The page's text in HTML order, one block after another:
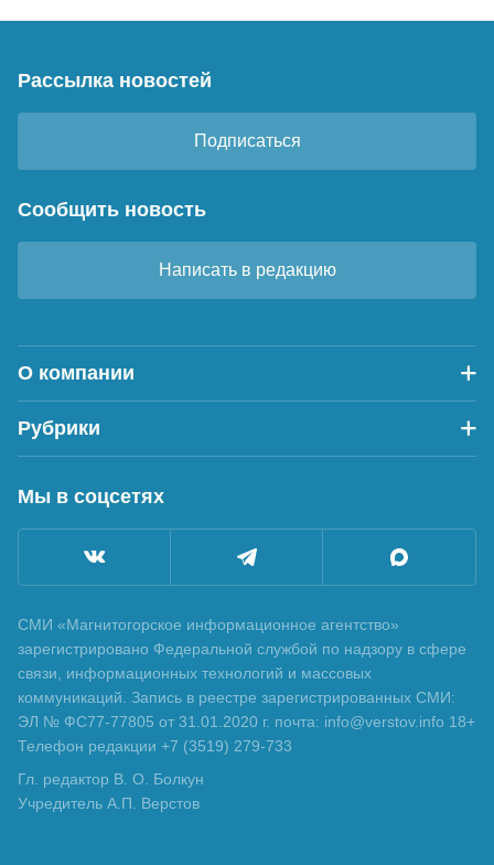
Рассылка новостей
Подписаться
Сообщить новость
Написать в редакцию
О компании
Рубрики
Мы в соцсетях
СМИ «Магнитогорское информационное агентство»
зарегистрировано Федеральной службой по надзору в сфере
связи, информационных технологий и массовых
коммуникаций. Запись в реестре зарегистрированных СМИ:
ЭЛ № ФС77-77805 от 31.01.2020 г. почта: info@verstov.info 18+
Телефон редакции +7 (3519) 279-733
Гл. редактор В. О. Болкун
Учредитель А.П. Верстов